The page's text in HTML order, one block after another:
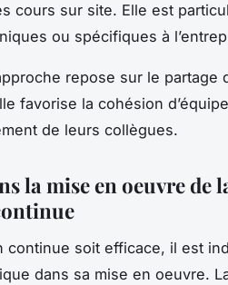
cours sur site. Elle est
ou spécifiques à
repose sur le partage
favorise la cohésion
de leurs collègues.
la mise en oeuvre de
continue soit efficace, il est
dans sa mise en oeuvre.